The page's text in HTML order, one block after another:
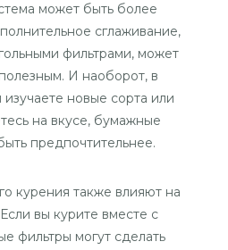
может быть более
сглаживание,
фильтрами, может
И наоборот, в
новые сорта или
на вкусе, бумажные
предпочтительнее.
курения также влияют на
вы курите вместе с
фильтры могут сделать